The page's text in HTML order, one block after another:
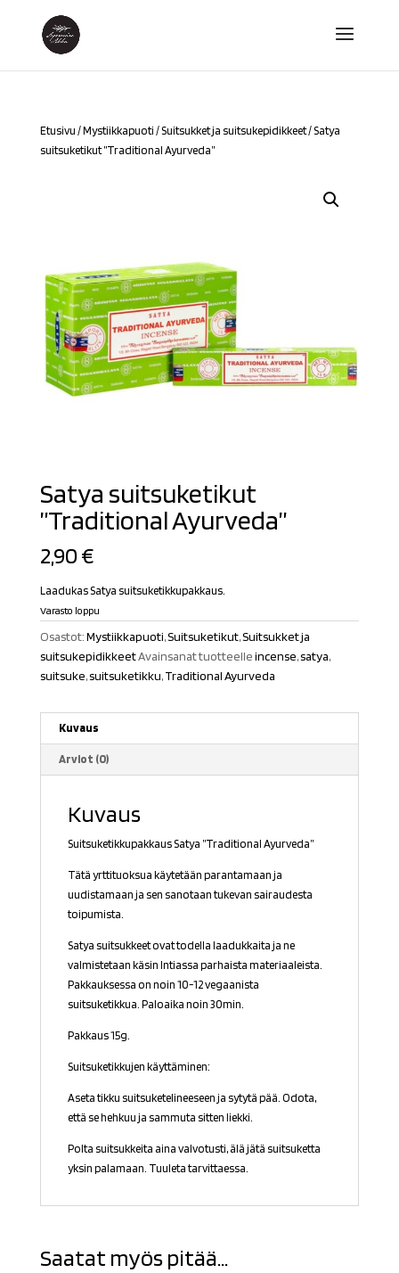
Etusivu /Mystiikkapuoti /Suitsukket ja suitsukepidikkeet/ Satya
suitsuketikut ”Traditional Ayurveda”
Satya suitsuketikut
”Traditional Ayurveda”
2,90€
Laadukas Satya suitsuketikkupakkaus.
Varasto loppu
Osastot:Mystiikkapuoti,Suitsuketikut,Suitsukket ja
suitsukepidikkeetAvainsanat tuotteelleincense,satya,
suitsuke,suitsuketikku,Traditional Ayurveda
Kuvaus
Arviot (0)
Kuvaus
Suitsuketikkupakkaus Satya ”Traditional Ayurveda”
Tätä yrttituoksua käytetään parantamaan ja
uudistamaan ja sen sanotaan tukevan sairaudesta
toipumista.
Satya suitsukkeet ovat todella laadukkaita ja ne
valmistetaan käsin Intiassa parhaista materiaaleista.
Pakkauksessa on noin 10-12 vegaanista
suitsuketikkua. Paloaika noin 30min.
Pakkaus 15g.
Suitsuketikkujen käyttäminen:
Aseta tikku suitsuketelineeseen ja sytytä pää. Odota,
että se hehkuu ja sammuta sitten liekki.
Polta suitsukkeita aina valvotusti, älä jätä suitsuketta
yksin palamaan. Tuuleta tarvittaessa.
Saatat myös pitää...